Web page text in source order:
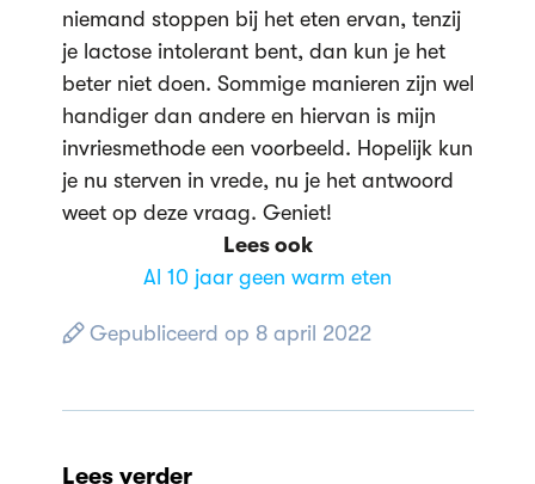
niemand stoppen bij het eten ervan, tenzij
je lactose intolerant bent, dan kun je het
beter niet doen. Sommige manieren zijn wel
handiger dan andere en hiervan is mijn
invriesmethode een voorbeeld. Hopelijk kun
je nu sterven in vrede, nu je het antwoord
weet op deze vraag. Geniet!
Lees ook
Al 10 jaar geen warm eten
Gepubliceerd op 8 april 2022
Lees verder